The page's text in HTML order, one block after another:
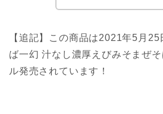
【追記】この商品は2021年5月25
ば一幻 汁なし濃厚えびみそまぜ
ル発売されています！